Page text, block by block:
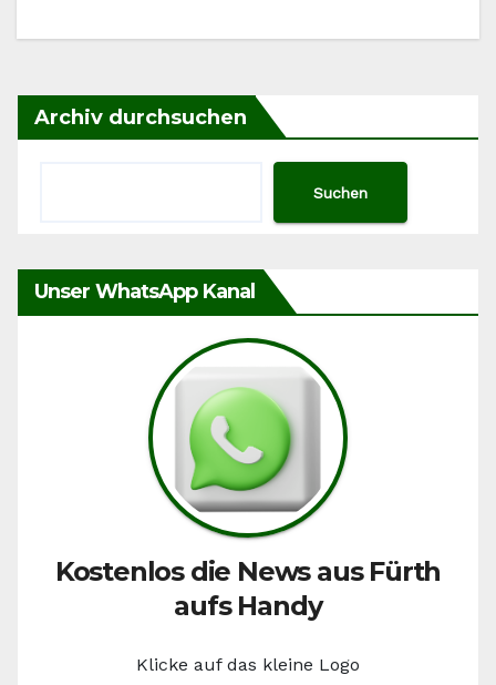
Archiv durchsuchen
Suchen
Unser WhatsApp Kanal
Kostenlos die News aus Fürth
aufs Handy
Klicke auf das kleine Logo